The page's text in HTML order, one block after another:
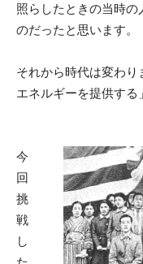
照らしたときの当時
のだったと思います。
それから時代は変わ
エネルギーを提供する
今
回
挑
戦
し